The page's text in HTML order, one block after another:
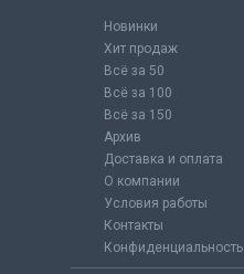
Новинки
Хит продаж
Всё за 50
Всё за 100
Всё за 150
Архив
Доставка и оплата
О компании
Условия работы
Контакты
Конфиденциальность